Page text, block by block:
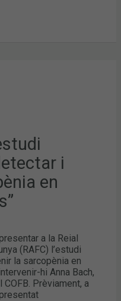
i
en
a la Reial
(RAFC) l’estudi
la sarcopènia en
hi Anna Bach,
Prèviament, a